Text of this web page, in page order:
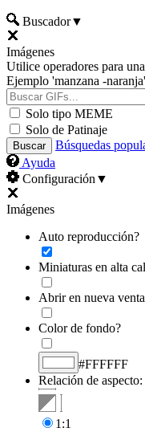
Buscador▼
Imágenes
Utilice operadores para
Ejemplo 'manzana -
Solo tipo MEME
Solo de Patinaje
Búsquedas
Ayuda
Configuración ▼
Imágenes
Auto reproducción?
Miniaturas en alta
Abrir en nueva
Color de fondo?
#FFFFFF
Relación de aspecto:
1:1